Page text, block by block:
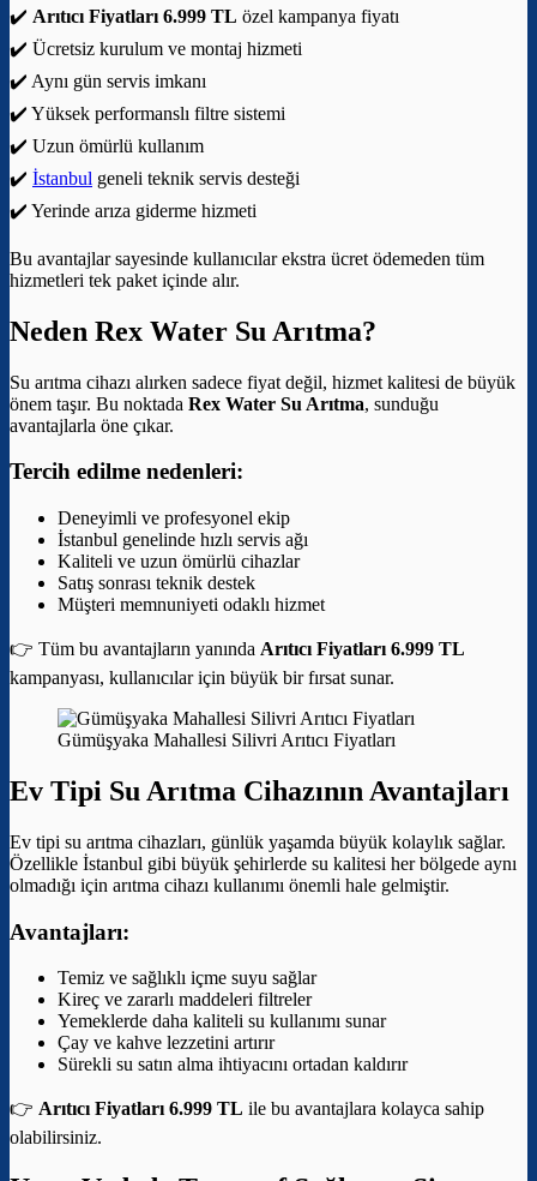
✔️ Arıtıcı Fiyatları 6.999 TL özel kampanya fiyatı
✔️ Ücretsiz kurulum ve montaj hizmeti
✔️ Aynı gün servis imkanı
✔️ Yüksek performanslı filtre sistemi
✔️ Uzun ömürlü kullanım
✔️ İstanbul geneli teknik servis desteği
✔️ Yerinde arıza giderme hizmeti
Bu avantajlar sayesinde kullanıcılar ekstra ücret ödemeden tüm
hizmetleri tek paket içinde alır.
Neden Rex Water Su Arıtma?
Su arıtma cihazı alırken sadece fiyat değil, hizmet kalitesi de büyük
önem taşır. Bu noktada Rex Water Su Arıtma, sunduğu
avantajlarla öne çıkar.
Tercih edilme nedenleri:
Deneyimli ve profesyonel ekip
İstanbul genelinde hızlı servis ağı
Kaliteli ve uzun ömürlü cihazlar
Satış sonrası teknik destek
Müşteri memnuniyeti odaklı hizmet
👉 Tüm bu avantajların yanında Arıtıcı Fiyatları 6.999 TL
kampanyası, kullanıcılar için büyük bir fırsat sunar.
Gümüşyaka Mahallesi Silivri Arıtıcı Fiyatları
Ev Tipi Su Arıtma Cihazının Avantajları
Ev tipi su arıtma cihazları, günlük yaşamda büyük kolaylık sağlar.
Özellikle İstanbul gibi büyük şehirlerde su kalitesi her bölgede aynı
olmadığı için arıtma cihazı kullanımı önemli hale gelmiştir.
Avantajları:
Temiz ve sağlıklı içme suyu sağlar
Kireç ve zararlı maddeleri filtreler
Yemeklerde daha kaliteli su kullanımı sunar
Çay ve kahve lezzetini artırır
Sürekli su satın alma ihtiyacını ortadan kaldırır
👉 Arıtıcı Fiyatları 6.999 TL ile bu avantajlara kolayca sahip
olabilirsiniz.